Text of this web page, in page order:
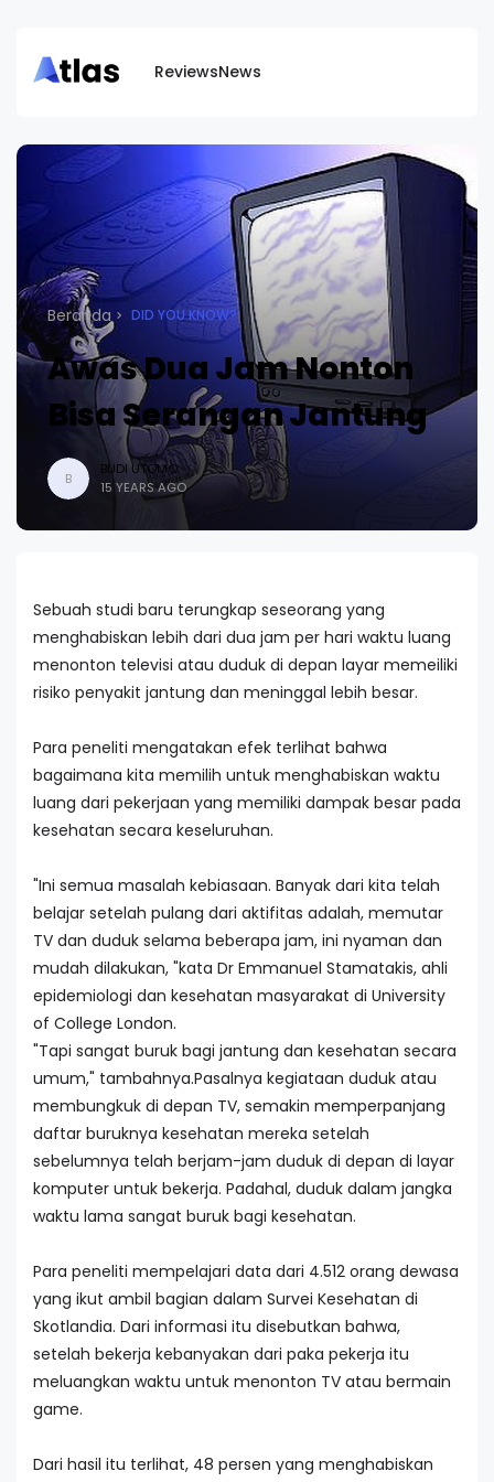
ReviewsNews
Beranda DID YOU KNOW?
Awas Dua Jam Nonton
Bisa Serangan Jantung
B
BUDI UTOMO
15 YEARS AGO
Sebuah studi baru terungkap seseorang yang
menghabiskan lebih dari dua jam per hari waktu luang
menonton televisi atau duduk di depan layar memeiliki
risiko penyakit jantung dan meninggal lebih besar.
Para peneliti mengatakan efek terlihat bahwa
bagaimana kita memilih untuk menghabiskan waktu
luang dari pekerjaan yang memiliki dampak besar pada
kesehatan secara keseluruhan.
"Ini semua masalah kebiasaan. Banyak dari kita telah
belajar setelah pulang dari aktifitas adalah, memutar
TV dan duduk selama beberapa jam, ini nyaman dan
mudah dilakukan, "kata Dr Emmanuel Stamatakis, ahli
epidemiologi dan kesehatan masyarakat di University
of College London.
"Tapi sangat buruk bagi jantung dan kesehatan secara
umum," tambahnya.Pasalnya kegiataan duduk atau
membungkuk di depan TV, semakin memperpanjang
daftar buruknya kesehatan mereka setelah
sebelumnya telah berjam-jam duduk di depan di layar
komputer untuk bekerja. Padahal, duduk dalam jangka
waktu lama sangat buruk bagi kesehatan.
Para peneliti mempelajari data dari 4.512 orang dewasa
yang ikut ambil bagian dalam Survei Kesehatan di
Skotlandia. Dari informasi itu disebutkan bahwa,
setelah bekerja kebanyakan dari paka pekerja itu
meluangkan waktu untuk menonton TV atau bermain
game.
Dari hasil itu terlihat, 48 persen yang menghabiskan